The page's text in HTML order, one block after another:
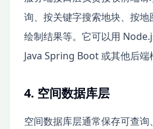
询、按关键字搜索地块、按
绘制结果等。它可以用
Java Spring Boot 或其他后端
4. 空间数据库层
空间数据库层通常保存可查询